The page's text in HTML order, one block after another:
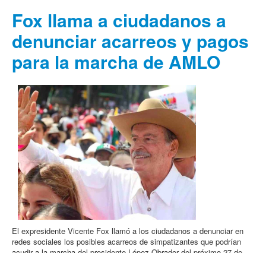
Fox llama a ciudadanos a
denunciar acarreos y pagos
para la marcha de AMLO
El expresidente Vicente Fox llamó a los ciudadanos a denunciar en
redes sociales los posibles acarreos de simpatizantes que podrían